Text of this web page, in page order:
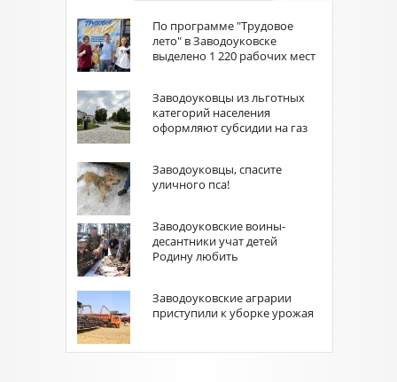
По программе "Трудовое
лето" в Заводоуковске
выделено 1 220 рабочих мест
Заводоуковцы из льготных
категорий населения
оформляют субсидии на газ
Заводоуковцы, спасите
уличного пса!
Заводоуковские воины-
десантники учат детей
Родину любить
Заводоуковские аграрии
приступили к уборке урожая